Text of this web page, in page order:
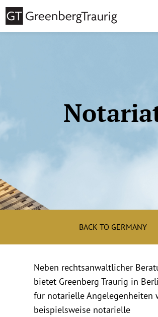
BACK TO GERMANY
Neben rechtsanwaltlicher
bietet Greenberg Traurig in
für notarielle Angelegenheiten
beispielsweise notarielle